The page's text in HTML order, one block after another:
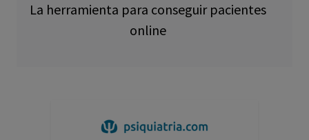
La herramienta para conseguir pacientes
online